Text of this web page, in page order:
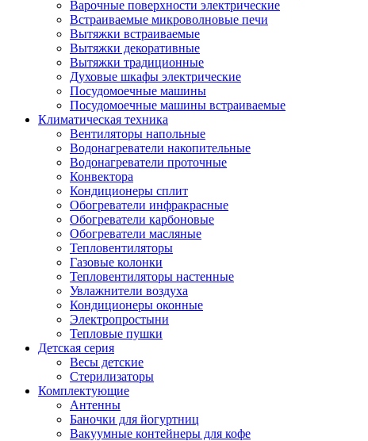
Варочные поверхности электрические
Встраиваемые микроволновые печи
Вытяжки встраиваемые
Вытяжки декоративные
Вытяжки традиционные
Духовые шкафы электрические
Посудомоечные машины
Посудомоечные машины встраиваемые
Климатическая техника
Вентиляторы напольные
Водонагреватели накопительные
Водонагреватели проточные
Конвектора
Кондиционеры сплит
Обогреватели инфракрасные
Обогреватели карбоновые
Обогреватели масляные
Тепловентиляторы
Газовые колонки
Тепловентиляторы настенные
Увлажнители воздуха
Кондиционеры оконные
Электропростыни
Тепловые пушки
Детская серия
Весы детские
Стерилизаторы
Комплектующие
Антенны
Баночки для йогуртниц
Вакуумные контейнеры для кофе